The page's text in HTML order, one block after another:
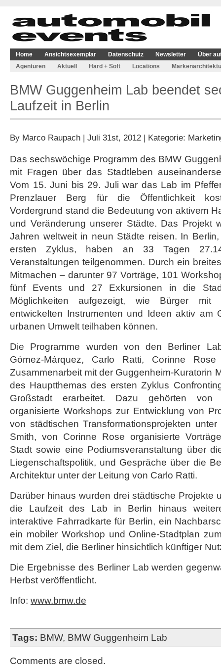
Home Ansichtsexemplar Datenschutz Newsletter
Über
Agenturen
Aktuell Hard + Soft Locations
BMW Guggenheim Lab beendet
Laufzeit in Berlin
By Marco Raupach | Juli 31st, 2012 | Kategorie:
Das sechswöchige Programm des BMW
mit Fragen über das Stadtleben
Vom 15. Juni bis 29. Juli war das Lab im
Prenzlauer Berg für die Öffentlichkeit
Vordergrund stand die Bedeutung von aktivem
und Veränderung unserer Städte. Das Projekt
Jahren weltweit in neun Städte reisen. In
ersten Zyklus, haben an 33 Tagen
Veranstaltungen teilgenommen. Durch ein
Mitmachen – darunter 97 Vorträge, 101
fünf Events und 27 Exkursionen in die
Möglichkeiten aufgezeigt, wie Bürger mit
entwickelten Instrumenten und Ideen aktiv am
urbanen Umwelt teilhaben können.
Die Programme wurden von den Berliner
Gómez-Márquez, Carlo Ratti, Corinne
Zusammenarbeit mit der Guggenheim-Kuratorin
des Hauptthemas des ersten Zyklus
Großstadt erarbeitet. Dazu gehörten von
organisierte Workshops zur Entwicklung von
von städtischen Transformationsprojekten
Smith, von Corinne Rose organisierte
Stadt sowie eine Podiumsveranstaltung über
Liegenschaftspolitik, und Gespräche über die
Architektur unter der Leitung von Carlo Ratti.
Darüber hinaus wurden drei städtische Projekte
die Laufzeit des Lab in Berlin hinaus
interaktive Fahrradkarte für Berlin, ein
ein mobiler Workshop und Online-Stadtplan
mit dem Ziel, die Berliner hinsichtlich künftiger
Die Ergebnisse des Berliner Lab werden
Herbst veröffentlicht.
Info: www.bmw.de
Tags: BMW, BMW Guggenheim Lab
Comments are closed.